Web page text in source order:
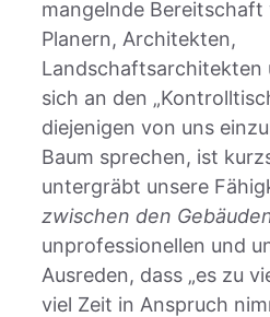
mangelnde
Planern, Architekten,
Landschaftsarchitekten
sich an den
diejenigen von uns
Baum sprechen, ist
untergräbt unsere
zwischen den
unprofessionellen und
Ausreden, dass „es zu
viel Zeit in Anspruch